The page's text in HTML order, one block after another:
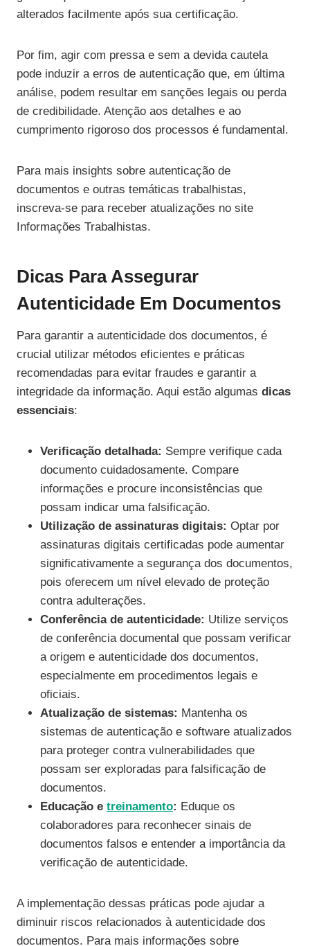
alterados facilmente após sua certificação.
Por fim, agir com pressa e sem a devida cautela
pode induzir a erros de autenticação que, em última
análise, podem resultar em sanções legais ou perda
de credibilidade. Atenção aos detalhes e ao
cumprimento rigoroso dos processos é fundamental.
Para mais insights sobre autenticação de
documentos e outras temáticas trabalhistas,
inscreva-se para receber atualizações no site
Informações Trabalhistas.
Dicas Para Assegurar
Autenticidade Em Documentos
Para garantir a autenticidade dos documentos, é
crucial utilizar métodos eficientes e práticas
recomendadas para evitar fraudes e garantir a
integridade da informação. Aqui estão algumas dicas
essenciais:
Verificação detalhada: Sempre verifique cada
documento cuidadosamente. Compare
informações e procure inconsistências que
possam indicar uma falsificação.
Utilização de assinaturas digitais: Optar por
assinaturas digitais certificadas pode aumentar
significativamente a segurança dos documentos,
pois oferecem um nível elevado de proteção
contra adulterações.
Conferência de autenticidade: Utilize serviços
de conferência documental que possam verificar
a origem e autenticidade dos documentos,
especialmente em procedimentos legais e
oficiais.
Atualização de sistemas: Mantenha os
sistemas de autenticação e software atualizados
para proteger contra vulnerabilidades que
possam ser exploradas para falsificação de
documentos.
Educação e treinamento: Eduque os
colaboradores para reconhecer sinais de
documentos falsos e entender a importância da
verificação de autenticidade.
A implementação dessas práticas pode ajudar a
diminuir riscos relacionados à autenticidade dos
documentos. Para mais informações sobre